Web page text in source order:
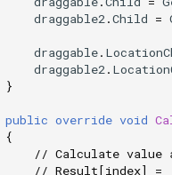
draggable2 .Child =
draggable.
draggable2 .
}
public override void
{
// Calculate value
// Result[index] =